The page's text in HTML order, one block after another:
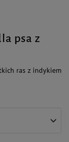
psa z
ras z indykiem